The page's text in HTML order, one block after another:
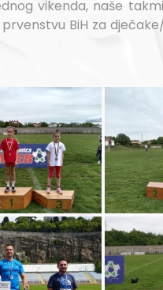
vikenda, naše
BiH za